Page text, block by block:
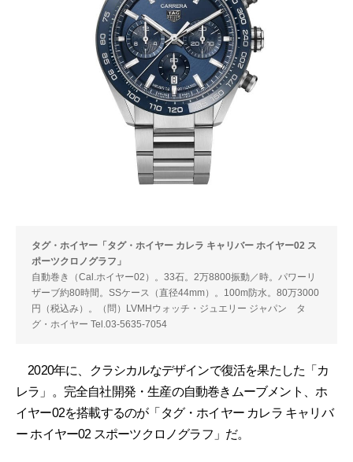
タグ・ホイヤー「タグ・ホイヤー カレラ キャリバー ホイヤー02 ス
ポーツクロノグラフ」
自動巻き（Cal.ホイヤー02）。33石。2万8800振動／時。パワーリ
ザーブ約80時間。SSケース（直径44mm）。100m防水。80万3000
円（税込み）。（問）LVMHウォッチ・ジュエリー ジャパン タ
グ・ホイヤー Tel.03-5635-7054
2020年に、クラシカルなデザインで復活を果たした「カ
レラ」。完全自社開発・生産の自動巻きムーブメント、ホ
イヤー02を搭載するのが「タグ・ホイヤー カレラ キャリバ
ー ホイヤー02 スポーツクロノグラフ」だ。